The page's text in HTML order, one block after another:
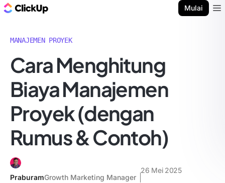
Mulai
MANAJEMEN PROYEK
Cara Menghitung
Biaya Manajemen
Proyek (dengan
Rumus & Contoh)
PraburamGrowth Marketing Manager
26 Mei 2025